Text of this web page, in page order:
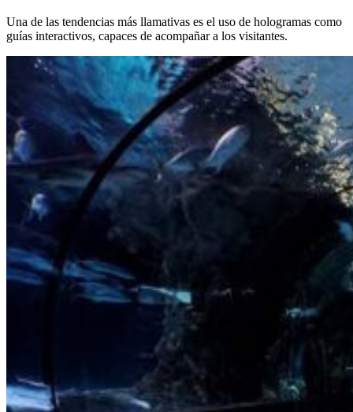
Una de las tendencias más llamativas es el uso de hologramas como
guías interactivos, capaces de acompañar a los visitantes.